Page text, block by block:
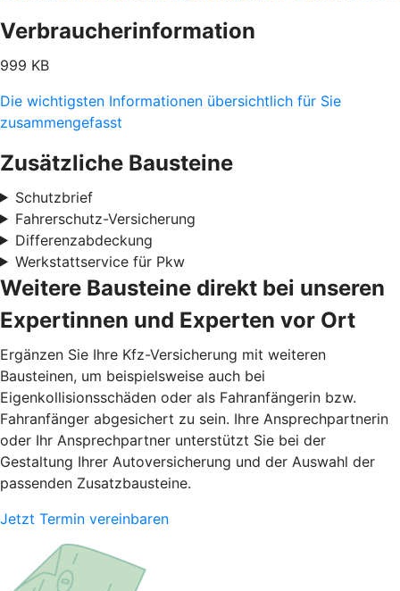
Verbraucherinformation
999 KB
Die wichtigsten Informationen übersichtlich für Sie
zusammengefasst
Zusätzliche Bausteine
Schutzbrief
Fahrerschutz-Versicherung
Differenzabdeckung
Werkstattservice für Pkw
Weitere Bausteine direkt bei unseren
Expertinnen und Experten vor Ort
Ergänzen Sie Ihre Kfz-Versicherung mit weiteren
Bausteinen, um beispielsweise auch bei
Eigenkollisionsschäden oder als Fahranfängerin bzw.
Fahranfänger abgesichert zu sein. Ihre Ansprechpartnerin
oder Ihr Ansprechpartner unterstützt Sie bei der
Gestaltung Ihrer Autoversicherung und der Auswahl der
passenden Zusatzbausteine.
Jetzt Termin vereinbaren